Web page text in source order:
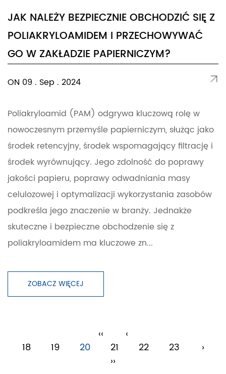
JAK NALEŻY BEZPIECZNIE OBCHODZIĆ SIĘ Z
POLIAKRYLOAMIDEM I PRZECHOWYWAĆ
GO W ZAKŁADZIE PAPIERNICZYM?
ON 09 . Sep . 2024
Poliakryloamid (PAM) odgrywa kluczową rolę w
nowoczesnym przemyśle papierniczym, służąc jako
środek retencyjny, środek wspomagający filtrację i
środek wyrównujący. Jego zdolność do poprawy
jakości papieru, poprawy odwadniania masy
celulozowej i optymalizacji wykorzystania zasobów
podkreśla jego znaczenie w branży. Jednakże
skuteczne i bezpieczne obchodzenie się z
poliakryloamidem ma kluczowe zn...
ZOBACZ WIĘCEJ
‹‹
‹
18
19 20 21 22 23
›
››